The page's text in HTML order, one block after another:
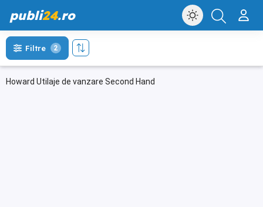
publi24.ro
Howard Utilaje de vanzare Second Hand
Filtre 2